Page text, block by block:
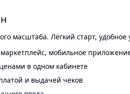
масштаба. Лёгкий старт,
мобильное
в одном кабинете
и выдачей чеков